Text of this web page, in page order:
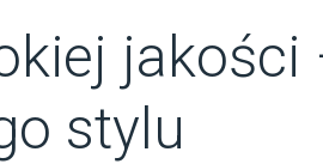
jakości
stylu